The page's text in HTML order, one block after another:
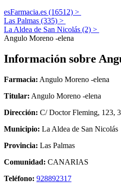
esFarmacia.es (16512) >
Las Palmas (335) >
La Aldea de San Nicolás (2) >
Angulo Moreno -elena
Información sobre
Farmacia: Angulo Moreno -elena
Titular: Angulo Moreno -elena
Dirección: C/ Doctor Fleming, 123,
Municipio: La Aldea de San Nicolás
Provincia: Las Palmas
Comunidad: CANARIAS
Teléfono: 928892317